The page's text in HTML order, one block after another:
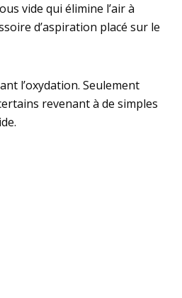
vide qui élimine l’air à
d’aspiration placé sur le
l’oxydation. Seulement
revenant à de simples